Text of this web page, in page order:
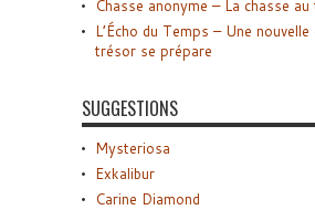
Chasse anonyme – La chasse
L’Écho du Temps – Une nouvelle
trésor se prépare
SUGGESTIONS
Mysteriosa
Exkalibur
Carine Diamond